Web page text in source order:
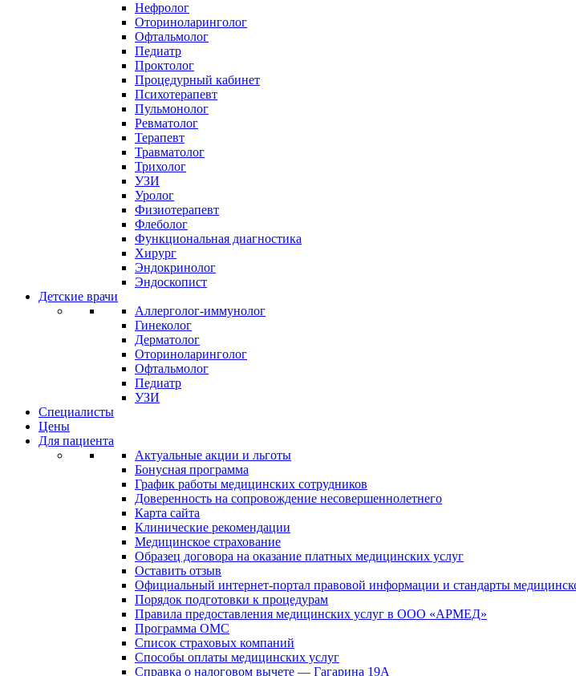
Нефролог
Оториноларинголог
Офтальмолог
Педиатр
Проктолог
Процедурный кабинет
Психотерапевт
Пульмонолог
Ревматолог
Терапевт
Травматолог
Трихолог
УЗИ
Уролог
Физиотерапевт
Флеболог
Функциональная диагностика
Хирург
Эндокринолог
Эндоскопист
Детские врачи
Аллерголог-иммунолог
Гинеколог
Дерматолог
Оториноларинголог
Офтальмолог
Педиатр
УЗИ
Специалисты
Цены
Для пациента
Актуальные акции и льготы
Бонусная программа
График работы медицинских сотрудников
Доверенность на сопровождение несовершеннолетнего
Карта сайта
Клинические рекомендации
Медицинское страхование
Образец договора на оказание платных медицинских услуг
Оставить отзыв
Официальный интернет-портал правовой информации и стандарты
Порядок подготовки к процедурам
Правила предоставления медицинских услуг в ООО «АРМЕД»
Программа ОМС
Список страховых компаний
Способы оплаты медицинских услуг
Справка о налоговом вычете — Гагарина 19А